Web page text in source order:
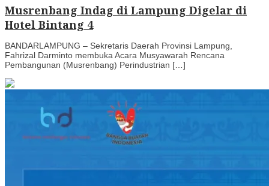
Musrenbang Indag di Lampung Digelar di
Hotel Bintang 4
BANDARLAMPUNG – Sekretaris Daerah Provinsi Lampung,
Fahrizal Darminto membuka Acara Musyawarah Rencana
Pembangunan (Musrenbang) Perindustrian […]